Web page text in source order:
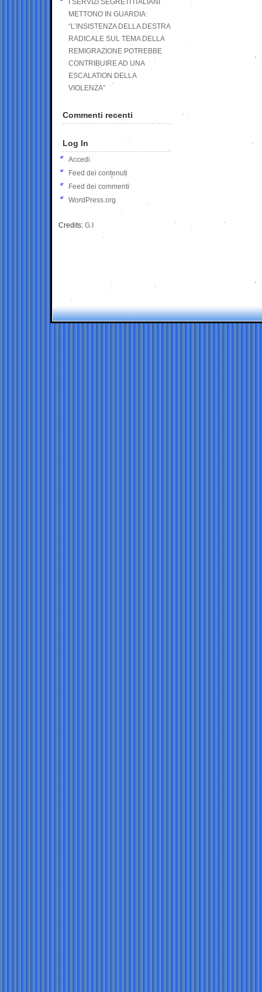
I SERVIZI SEGRETI ITALIANI
METTONO IN GUARDIA:
“L’INSISTENZA DELLA DESTRA
RADICALE SUL TEMA DELLA
REMIGRAZIONE POTREBBE
CONTRIBUIRE AD UNA
ESCALATION DELLA
VIOLENZA”
Commenti recenti
Log In
Accedi
Feed dei contenuti
Feed dei commenti
WordPress.org
Credits: G.I